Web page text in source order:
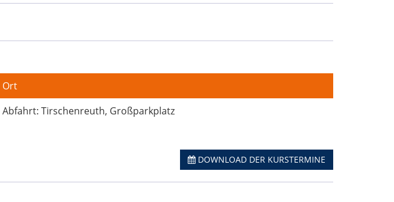
Ort
Abfahrt: Tirschenreuth, Großparkplatz
DOWNLOAD DER KURSTERMINE